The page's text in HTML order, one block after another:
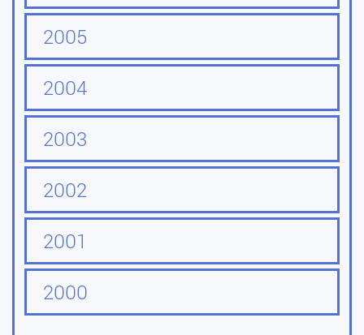
2005
2004
2003
2002
2001
2000